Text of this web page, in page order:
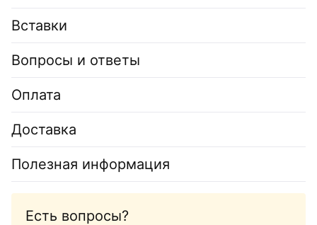
Вставки
Вопросы и ответы
Оплата
Доставка
Полезная информация
Есть вопросы?